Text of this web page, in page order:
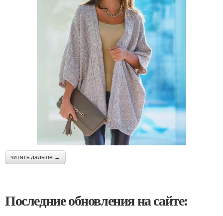
читать дальше →
Последние обновления на сайте: